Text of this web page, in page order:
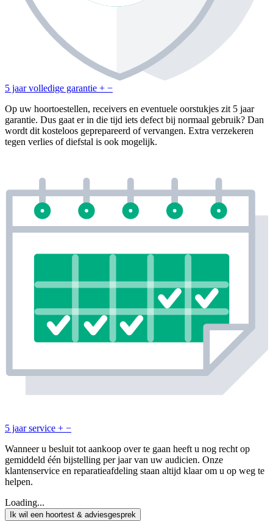
5 jaar volledige garantie + −
Op uw hoortoestellen, receivers en eventuele oorstukjes zit 5 jaar
garantie. Dus gaat er in die tijd iets defect bij normaal gebruik? Dan
wordt dit kosteloos geprepareerd of vervangen. Extra verzekeren
tegen verlies of diefstal is ook mogelijk.
5 jaar service + −
Wanneer u besluit tot aankoop over te gaan heeft u nog recht op
gemiddeld één bijstelling per jaar van uw audicien. Onze
klantenservice en reparatieafdeling staan altijd klaar om u op weg te
helpen.
Loading...
Ik wil een hoortest & adviesgesprek